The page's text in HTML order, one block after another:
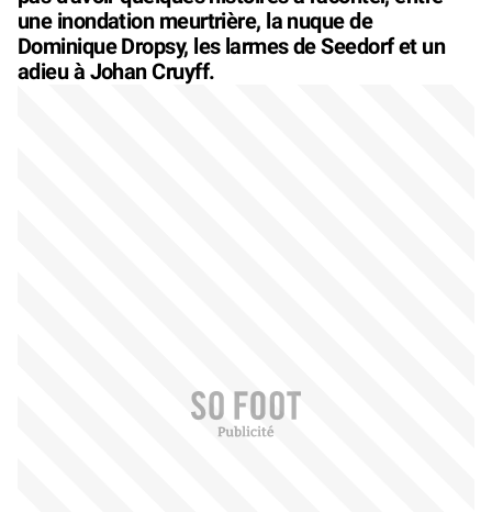
une inondation meurtrière, la nuque de
Dominique Dropsy, les larmes de Seedorf et un
adieu à Johan Cruyff.